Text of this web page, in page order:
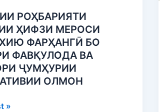
РОҲБАРИЯТИ
ҲИФЗИ МЕРОСИ
ФАРҲАНГӢ БО
ФАВҚУЛОДА ВА
ҶУМҲУРИИ
ОЛМОН
»